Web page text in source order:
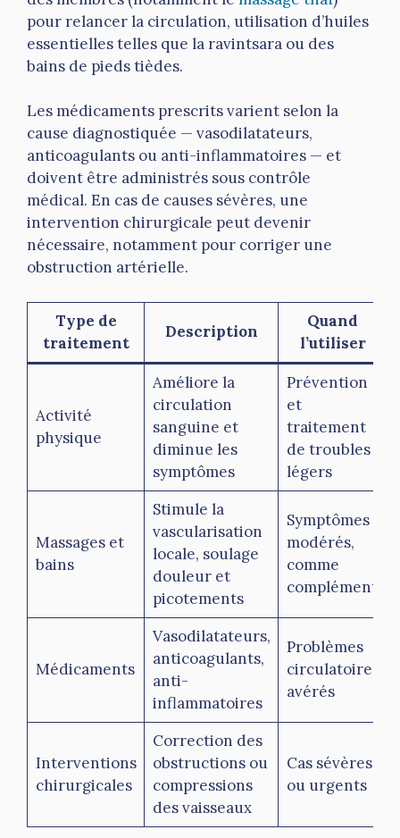
pour relancer la circulation, utilisation d’huiles
essentielles telles que la ravintsara ou des
bains de pieds tièdes.
Les médicaments prescrits varient selon la
cause diagnostiquée — vasodilatateurs,
anticoagulants ou anti-inflammatoires — et
doivent être administrés sous contrôle
médical. En cas de causes sévères, une
intervention chirurgicale peut devenir
nécessaire, notamment pour corriger une
obstruction artérielle.
Type de
traitement
Description
Quand
l’utiliser
Activité
physique
Améliore la
circulation
sanguine et
diminue les
symptômes
Prévention
et
traitement
de troubles
légers
Massages et
bains
Stimule la
vascularisation
locale, soulage
douleur et
picotements
Symptômes
modérés,
comme
complément
Médicaments
Vasodilatateurs,
anticoagulants,
anti-
inflammatoires
Problèmes
circulatoires
avérés
Interventions
chirurgicales
Correction des
obstructions ou
compressions
des vaisseaux
Cas sévères
ou urgents